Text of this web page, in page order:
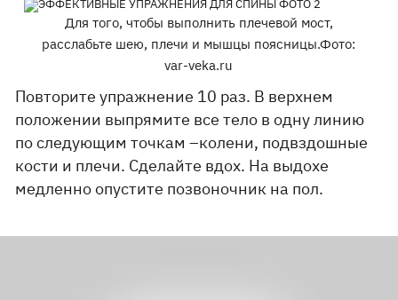
Для того, чтобы выполнить плечевой мост,
расслабьте шею, плечи и мышцы поясницы.Фото:
var-veka.ru
Повторите упражнение 10 раз. В верхнем
положении выпрямите все тело в одну линию
по следующим точкам –колени, подвздошные
кости и плечи. Сделайте вдох. На выдохе
медленно опустите позвоночник на пол.